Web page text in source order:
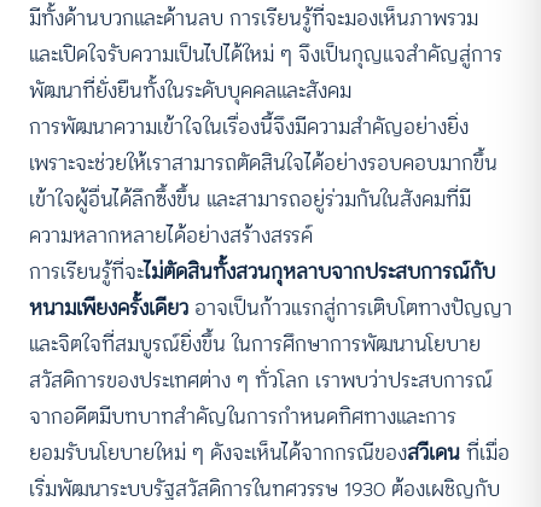
มีทั้งด้านบวกและด้านลบ การเรียนรู้ที่จะมองเห็นภาพรวม
และเปิดใจรับความเป็นไปได้ใหม่ ๆ จึงเป็นกุญแจสำคัญสู่การ
พัฒนาที่ยั่งยืนทั้งในระดับบุคคลและสังคม
การพัฒนาความเข้าใจในเรื่องนี้จึงมีความสำคัญอย่างยิ่ง
เพราะจะช่วยให้เราสามารถตัดสินใจได้อย่างรอบคอบมากขึ้น
เข้าใจผู้อื่นได้ลึกซึ้งขึ้น และสามารถอยู่ร่วมกันในสังคมที่มี
ความหลากหลายได้อย่างสร้างสรรค์
การเรียนรู้ที่จะไม่ตัดสินทั้งสวนกุหลาบจากประสบการณ์กับ
หนามเพียงครั้งเดียว อาจเป็นก้าวแรกสู่การเติบโตทางปัญญา
และจิตใจที่สมบูรณ์ยิ่งขึ้น ในการศึกษาการพัฒนานโยบาย
สวัสดิการของประเทศต่าง ๆ ทั่วโลก เราพบว่าประสบการณ์
จากอดีตมีบทบาทสำคัญในการกำหนดทิศทางและการ
ยอมรับนโยบายใหม่ ๆ ดังจะเห็นได้จากกรณีของสวีเดนที่เมื่อ
เริ่มพัฒนาระบบรัฐสวัสดิการในทศวรรษ 1930 ต้องเผชิญกับ